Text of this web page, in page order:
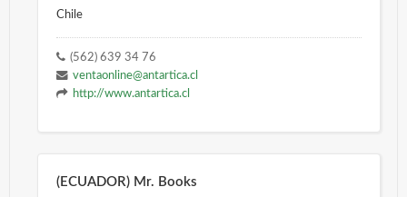
Chile
(562) 639 34 76
ventaonline@antartica.cl
http://www.antartica.cl
(ECUADOR) Mr. Books